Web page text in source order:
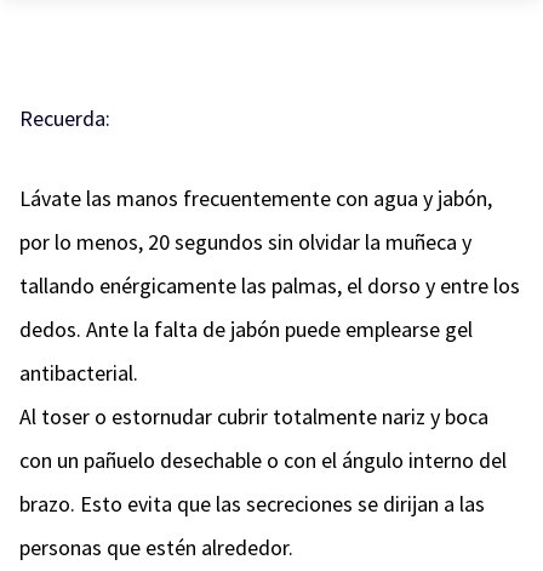
Recuerda:
Lávate las manos frecuentemente con agua y jabón,
por lo menos, 20 segundos sin olvidar la muñeca y
tallando enérgicamente las palmas, el dorso y entre los
dedos. Ante la falta de jabón puede emplearse gel
antibacterial.
Al toser o estornudar cubrir totalmente nariz y boca
con un pañuelo desechable o con el ángulo interno del
brazo. Esto evita que las secreciones se dirijan a las
personas que estén alrededor.